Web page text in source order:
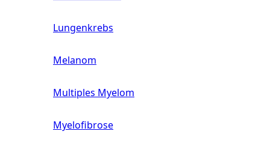
Lungenkrebs
Melanom
Multiples Myelom
Myelofibrose